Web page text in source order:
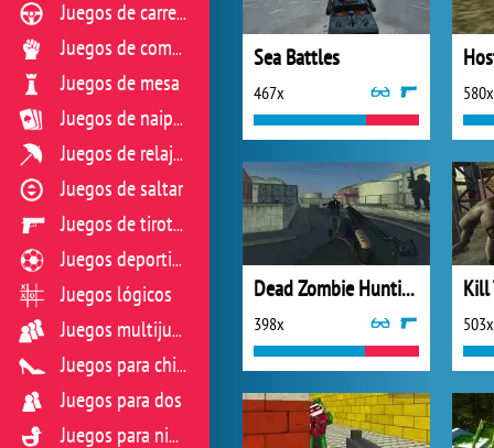
Sea Battles
467x 580x
Dead Zombie Hunting
398x
Kill
503x
Juegos de carreras
Juegos de combate
Juegos de mesa
Juegos de naipes
Juegos de relajación
Juegos de saltar
Juegos de tiroteo
Juegos deportivos
Juegos lógicos
Juegos multijugador
Juegos para chicas
Juegos para dos
Juegos para niños